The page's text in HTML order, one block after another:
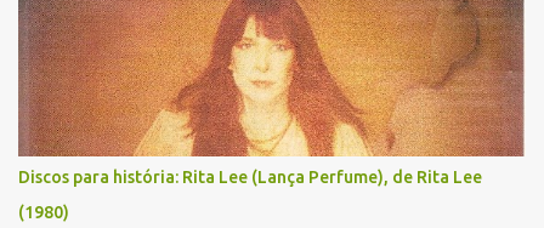
Discos para história: Rita Lee (Lança Perfume), de Rita Lee
(1980)